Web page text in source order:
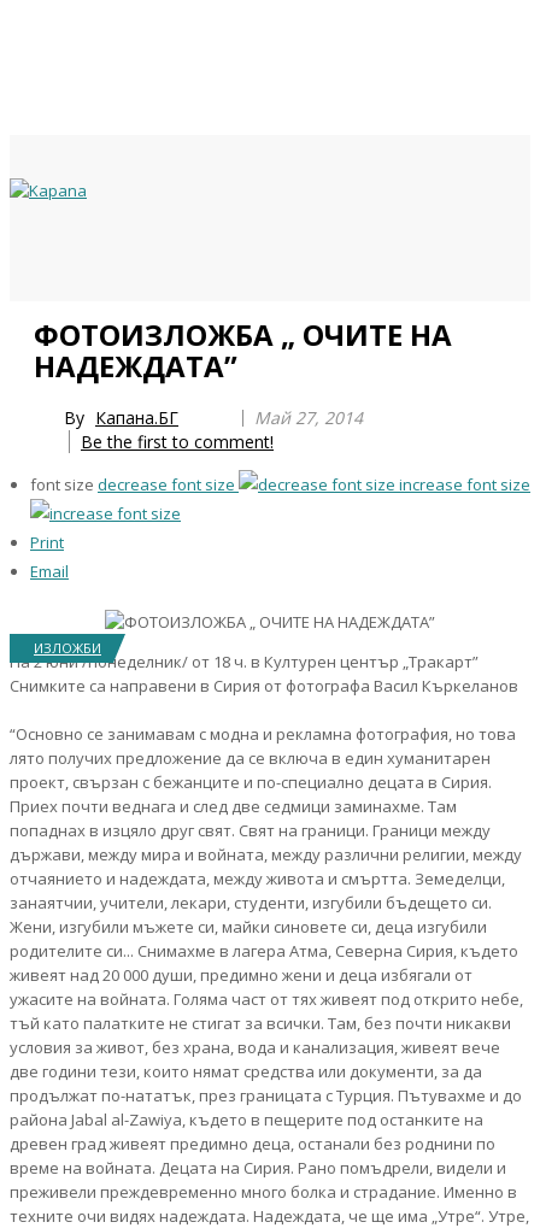
ФОТОИЗЛОЖБА „ ОЧИТЕ НА
НАДЕЖДАТА”
By Капана.БГ
Май 27, 2014
Be the first to comment!
font size decrease font size increase font size
Print
Email
ИЗЛОЖБИ
На 2 юни /понеделник/ от 18 ч. в Културен център „Тракарт”
Снимките са направени в Сирия от фотографа Васил Къркеланов
“Основно се занимавам с модна и рекламна фотография, но това
лято получих предложение да се включа в един хуманитарен
проект, свързан с бежанците и по-специално децата в Сирия.
Приех почти веднага и след две седмици заминахме. Там
попаднах в изцяло друг свят. Свят на граници. Граници между
държави, между мира и войната, между различни религии, между
отчаянието и надеждата, между живота и смъртта. Земеделци,
занаятчии, учители, лекари, студенти, изгубили бъдещето си.
Жени, изгубили мъжете си, майки синовете си, деца изгубили
родителите си... Снимахме в лагера Атма, Северна Сирия, където
живеят над 20 000 души, предимно жени и деца избягали от
ужасите на войната. Голяма част от тях живеят под открито небе,
тъй като палатките не стигат за всички. Там, без почти никакви
условия за живот, без храна, вода и канализация, живеят вече
две години тези, които нямат средства или документи, за да
продължат по-нататък, през границата с Турция. Пътувахме и до
района Jabal al-Zawiya, където в пещерите под останките на
древен град живеят предимно деца, останали без роднини по
време на войната. Децата на Сирия. Рано помъдрели, видели и
преживели преждевременно много болка и страдание. Именно в
техните очи видях надеждата. Надеждата, че ще има „Утре“. Утре,
Year
Month
Year
Month